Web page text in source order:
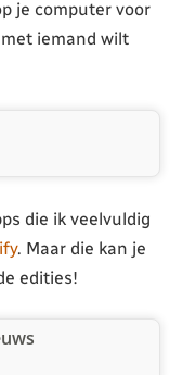
je computer voor
iemand wilt
die ik veelvuldig
. Maar die kan je
edities!